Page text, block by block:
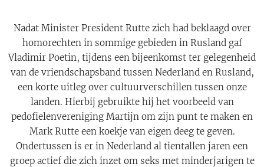
Nadat Minister President Rutte zich had beklaagd over
homorechten in sommige gebieden in Rusland gaf
Vladimir Poetin, tijdens een bijeenkomst ter gelegenheid
van de vriendschapsband tussen Nederland en Rusland,
een korte uitleg over cultuurverschillen tussen onze
landen. Hierbij gebruikte hij het voorbeeld van
pedofielenvereniging Martijn om zijn punt te maken en
Mark Rutte een koekje van eigen deeg te geven.
Ondertussen is er in Nederland al tientallen jaren een
groep actief die zich inzet om seks met minderjarigen te